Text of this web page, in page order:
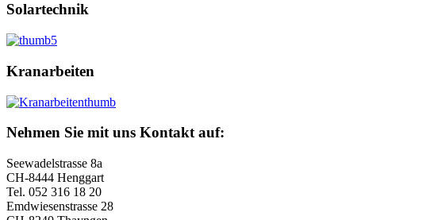
Solartechnik
Kranarbeiten
Nehmen Sie mit uns Kontakt auf:
Seewadelstrasse 8a
CH-8444 Henggart
Tel. 052 316 18 20
Emdwiesenstrasse 28